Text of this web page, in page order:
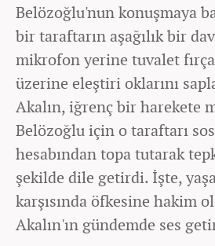
Belözoğlu'nun konuşmaya
bir taraftarın aşağılık bir
mikrofon yerine tuvalet
üzerine eleştiri oklarını
Akalın, iğrenç bir harekete
Belözoğlu için o taraftarı
hesabından topa tutarak
şekilde dile getirdi. İşte,
karşısında öfkesine hakim
Akalın'ın gündemde ses